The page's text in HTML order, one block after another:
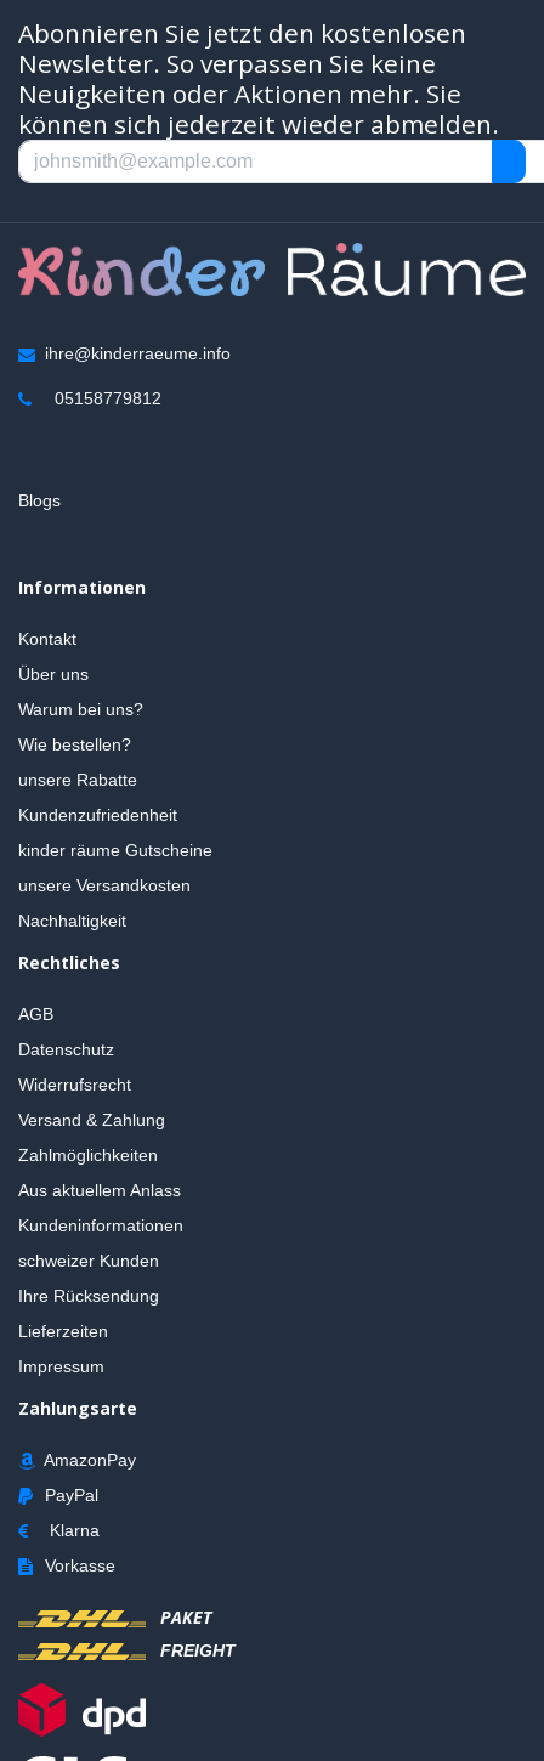
Abonnieren Sie jetzt den kostenlosen
Newsletter. So verpassen Sie keine
Neuigkeiten oder Aktionen mehr. Sie
können sich jederzeit wieder abmelden.
ihre@kinderraeume.info
05158779812
Blogs
Informationen
Kontakt
Über uns
Warum bei uns?
Wie bestellen?
unsere Rabatte
Kundenzufriedenheit
kinder räume Gutscheine
unsere Versandkosten
Nachhaltigkeit
Rechtliches
AGB
Datenschutz
Widerrufsrecht
Versand & Zahlung
Zahlmöglichkeiten
Aus aktuellem Anlass
Kundeninformationen
schweizer Kunden
Ihre Rücksendung
Lieferzeiten
Impressum
Zahlungsarte
AmazonPay
PayPal
Klarna
Vorkasse
PAKET
FREIGHT